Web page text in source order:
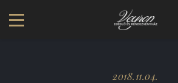
2018.11.04.